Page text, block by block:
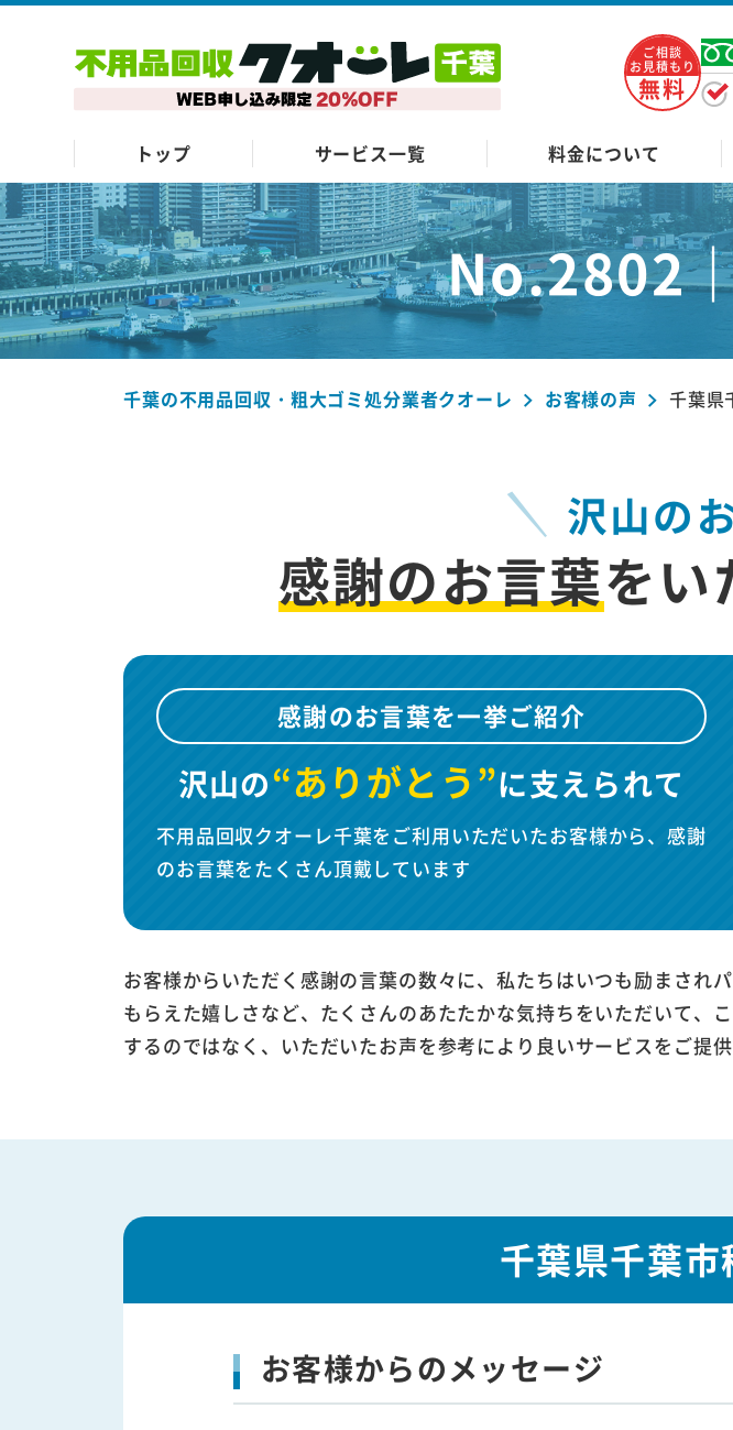
ご相談
お見積もり
無料
トップ サービス一覧 料金について
No.2802
千葉の不用品回収・粗大ゴミ処分業者クオーレ お客様の声 千葉
沢山の
感謝のお言葉をい
感謝のお言葉を一挙ご紹介
沢山の“ありがとう”に支えられて
不用品回収クオーレ千葉をご利用いただいたお客様から、感謝
のお言葉をたくさん頂戴しています
お客様からいただく感謝の言葉の数々に、私たちはいつも励まされ
もらえた嬉しさなど、たくさんのあたたかな気持ちをいただいて、
するのではなく、いただいたお声を参考により良いサービスをご提
千葉県千葉
お客様からのメッセージ